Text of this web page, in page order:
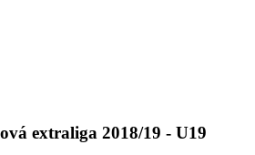
extraliga 2018/19 - U19